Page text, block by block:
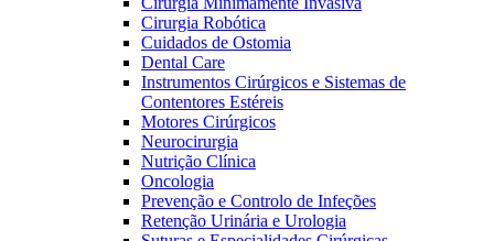
Encontre o produto que procura. Visite o catálogo de produtos
da B. Braun com o nosso portfólio completo.
Centro de Inovação
Vamos impulsionar juntos a inovação na tecnologia médica.
Saiba mais sobre o nosso centro de inovação e apresente a sua
Cirurgia Robótica
Cuidados de Ostomia
Dental Care
Instrumentos Cirúrgicos e Sistemas de
Contentores Estéreis
Motores Cirúrgicos
Neurocirurgia
Nutrição Clínica
Oncologia
Prevenção e Controlo de Infeções
Retenção Urinária e Urologia